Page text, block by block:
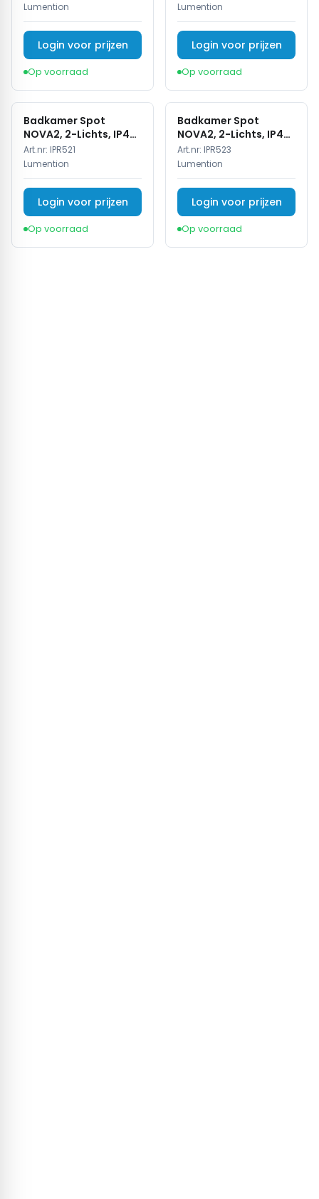
IP44
Lumention
Login voor prijzen
Op voorraad
Lumention
Login voor prijzen
Op voorraad
Badkamer Spot
NOVA2, 2-Lichts, IP44,
Wit
Art.nr: IPR521
Lumention
Login voor prijzen
Op voorraad
Badkamer Spot
NOVA2, 2-Lichts, IP44,
Zwart
Art.nr: IPR523
Lumention
Login voor prijzen
Op voorraad